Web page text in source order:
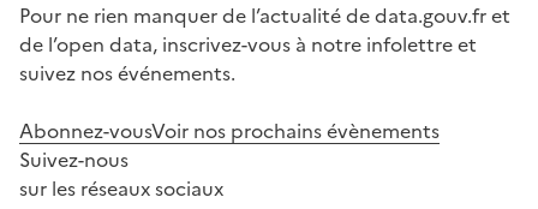
Pour ne rien manquer de l’actualité de data.gouv.fr et
de l’open data, inscrivez-vous à notre infolettre et
suivez nos événements.
Abonnez-vousVoir nos prochains évènements
Suivez-nous
sur les réseaux sociaux